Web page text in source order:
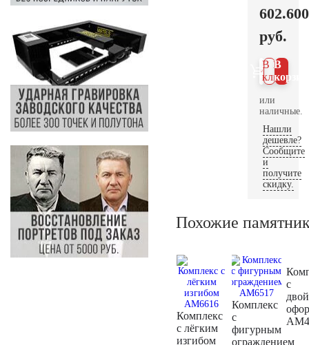
602.600
руб.
В
В 1
клик
или
наличные.
Нашли
дешевле?
Сообщите
и
получите
скидку.
Похожие
Комплекс
с лёгким
изгибом
Комплекс
с
фигурным
ограждением
с